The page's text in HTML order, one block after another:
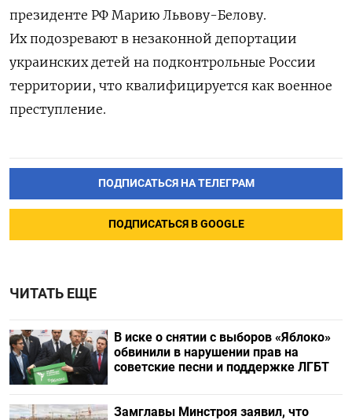
президенте РФ Марию Львову-Белову.
Их подозревают в незаконной депортации
украинских детей на подконтрольные России
территории, что квалифицируется как военное
преступление.
ПОДПИСАТЬСЯ НА ТЕЛЕГРАМ
ПОДПИСАТЬСЯ В GOOGLE
ЧИТАТЬ ЕЩЕ
В иске о снятии с выборов «Яблоко»
обвинили в нарушении прав на
советские песни и поддержке ЛГБТ
Замглавы Минстроя заявил, что